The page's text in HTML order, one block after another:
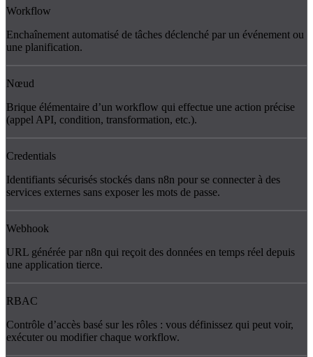
Workflow
Enchaînement automatisé de tâches déclenché par un événement ou
une planification.
Nœud
Brique élémentaire d’un workflow qui effectue une action précise
(appel API, condition, transformation, etc.).
Credentials
Identifiants sécurisés stockés dans n8n pour se connecter à des
services externes sans exposer les mots de passe.
Webhook
URL générée par n8n qui reçoit des données en temps réel depuis
une application tierce.
RBAC
Contrôle d’accès basé sur les rôles : vous définissez qui peut voir,
exécuter ou modifier chaque workflow.